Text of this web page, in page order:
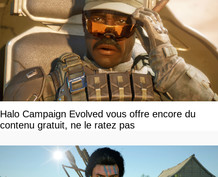
Halo Campaign Evolved vous offre encore du
contenu gratuit, ne le ratez pas